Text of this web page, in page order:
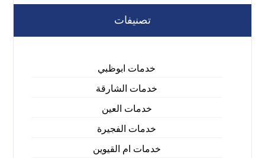
تصنيفات
خدمات ابوظبي
خدمات الشارقة
خدمات العين
خدمات الفجيرة
خدمات ام القيوين